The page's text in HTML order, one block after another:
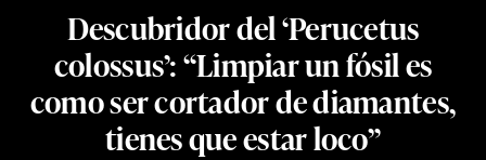
Descubridor del ‘Perucetus
colossus’: “Limpiar un fósil es
como ser cortador de diamantes,
tienes que estar loco”